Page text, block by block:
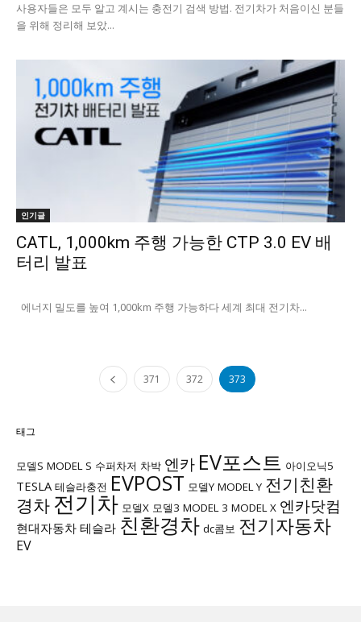
사용자들은 모두 알고 계시는 충전기 검색 방법. 전기차가 처음이신 분들
을 위해 정리해 보았...
인기글
CATL, 1,000km 주행 가능한 CTP 3.0 EV 배
터리 발표
에너지 밀도를 높여 1,000km 주행 가능하다 세계 최대 전기차...
371 372 373
태그
모델S MODEL S 수퍼차저 차박 엔카 EV포스트 아이오닉5
TESLA 테슬라충전 EVPOST 모델Y MODEL Y 전기친환
경차 전기차 모델X 모델3 MODEL 3 MODEL X 엔카닷컴
현대자동차 테슬라 친환경차 dc콤보 전기자동차
EV